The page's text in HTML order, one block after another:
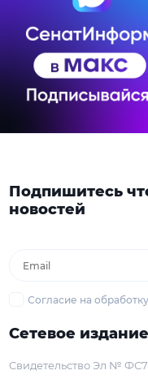
Подпишитесь
новостей
Согласие на
Сетевое
Свидетельство Эл №